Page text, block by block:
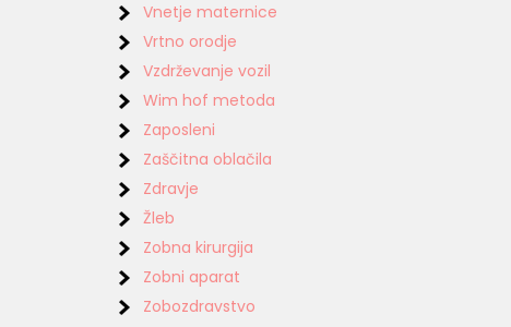
Vnetje maternice
Vrtno orodje
Vzdrževanje vozil
Wim hof metoda
Zaposleni
Zaščitna oblačila
Zdravje
Žleb
Zobna kirurgija
Zobni aparat
Zobozdravstvo